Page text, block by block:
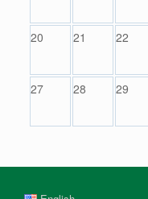
20 21 22
27 28 29